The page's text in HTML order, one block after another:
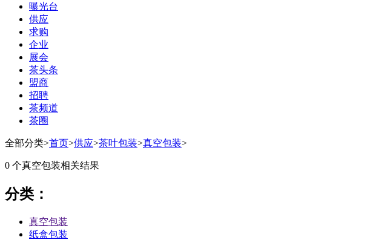
曝光台
供应
求购
企业
展会
茶头条
盟商
招聘
茶频道
茶圈
全部分类>首页>供应>茶叶包装>真空包装>
0 个真空包装相关结果
分类：
真空包装
纸盒包装